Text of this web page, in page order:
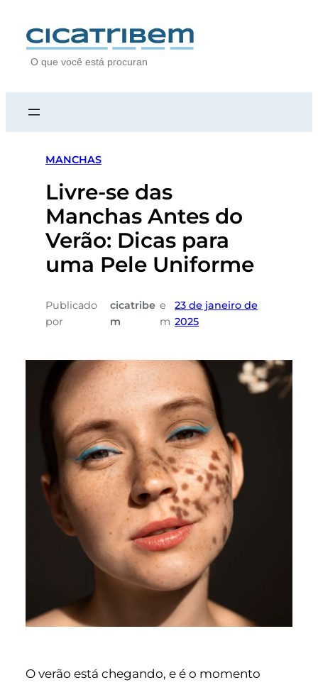
S
r
c
MANCHAS
Livre-se das
Manchas Antes do
Verão: Dicas para
uma Pele Uniforme
Publicado
por
cicatribe
m
e
m
23 de janeiro de
2025
O verão está chegando, e é o momento